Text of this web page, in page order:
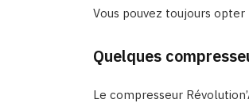
Vous pouvez toujours
Quelques
Le compresseur